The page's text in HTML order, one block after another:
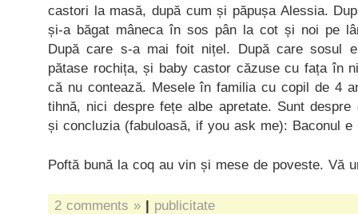
castori la masă, după cum și păpușa Alessia.
și-a băgat mâneca în sos pân la cot și noi pe
După care s-a mai foit nițel. După care sosul
pătase rochița, și baby castor căzuse cu fața în
că nu contează. Mesele în familia cu copil de 4
tihnă, nici despre fețe albe apretate. Sunt
și concluzia (fabuloasă, if you ask me): Baconul e
Poftă bună la coq au vin și mese de poveste. Vă
2 comments » | publicitate